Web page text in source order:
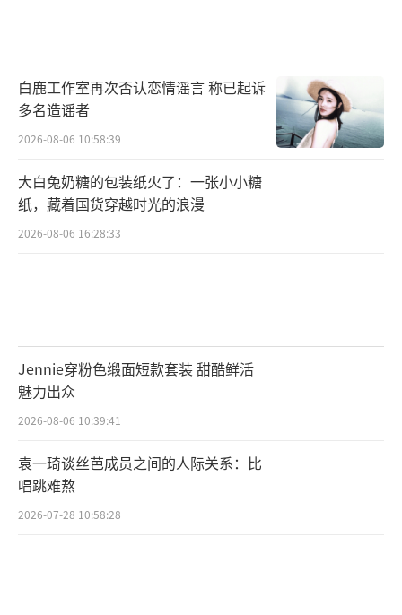
白鹿工作室再次否认恋情谣言 称已起诉
多名造谣者
2026-08-06 10:58:39
大白兔奶糖的包装纸火了：一张小小糖
纸，藏着国货穿越时光的浪漫
2026-08-06 16:28:33
Jennie穿粉色缎面短款套装 甜酷鲜活
魅力出众
2026-08-06 10:39:41
袁一琦谈丝芭成员之间的人际关系：比
唱跳难熬
2026-07-28 10:58:28